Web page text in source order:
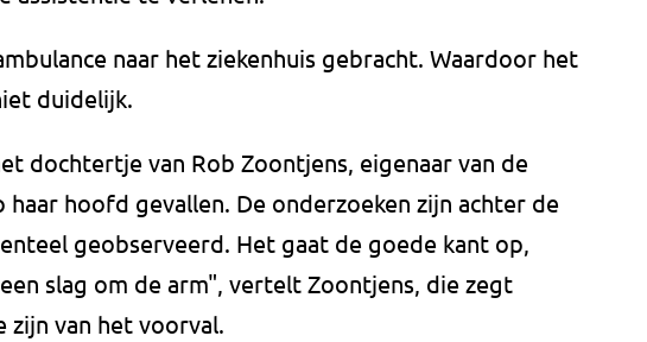
naar het ziekenhuis gebracht. Waardoor het
duidelijk.
dochtertje van Rob Zoontjens, eigenaar van de
hoofd gevallen. De onderzoeken zijn achter de
geobserveerd. Het gaat de goede kant op,
slag om de arm", vertelt Zoontjens, die zegt
zijn van het voorval.